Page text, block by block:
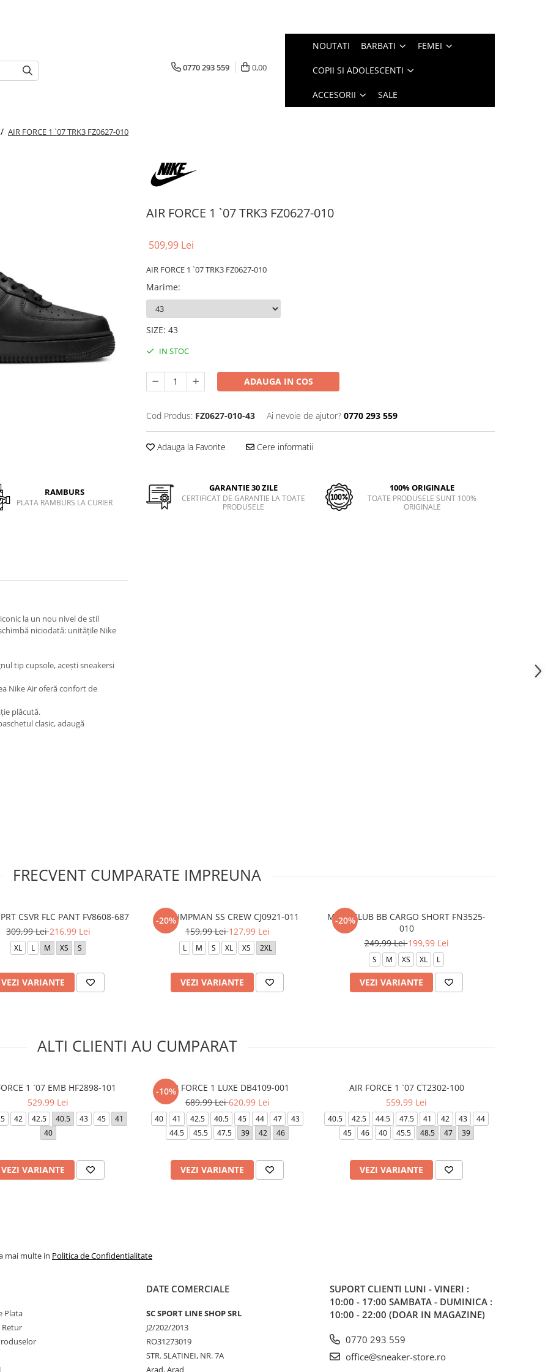
0770 293 559 0,00
NOUTATI BARBATI FEMEI
COPII SI ADOLESCENTI
ACCESORII SALE
AIR FORCE 1 `07 TRK3 FZ0627-010
AIR FORCE 1 `07 TRK3 FZ0627-010
509,99 Lei
AIR FORCE 1 `07 TRK3 FZ0627-010
Marime:
SIZE: 43
IN STOC
ADAUGA IN COS
Cod Produs: FZ0627-010-43 Ai nevoie de ajutor? 0770 293 559
Adauga la Favorite Cere informatii
RAMBURS
PLATA RAMBURS LA CURIER
GARANTIE 30 ZILE
CERTIFICAT DE GARANTIE LA TOATE
PRODUSELE
100% ORIGINALE
TOATE PRODUSELE SUNT 100%
ORIGINALE
la un nou nivel de stil
niciodată: unitățile Nike
tip cupsole, acești sneakersi
Nike Air oferă confort de
plăcută.
clasic, adaugă
FRECVENT CUMPARATE IMPREUNA
CSVR FLC PANT FV8608-687
309,99 Lei216,99 Lei
XL L M XS S
VEZI VARIANTE
-20%
M J JUMPMAN SS CREW CJ0921-011
159,99 Lei127,99 Lei
L M S XL XS 2XL
VEZI VARIANTE
-20%
M NK CLUB BB CARGO SHORT FN3525-
010
249,99 Lei199,99 Lei
S M XS XL L
VEZI VARIANTE
ALTI CLIENTI AU CUMPARAT
1 `07 EMB HF2898-101
529,99 Lei
42 42.5 40.5 43 45
41
40
VEZI VARIANTE
-10%AIR FORCE 1 LUXE DB4109-001
689,99 Lei620,99 Lei
40 41 42.5 40.5 45 44 47
43
44.5
45.5 47.5 39 42 46
VEZI VARIANTE
AIR FORCE 1 `07 CT2302-100
559,99 Lei
40.5 42.5 44.5 47.5 41 42 43
44
45
46 40 45.5 48.5 47 39
VEZI VARIANTE
mai multe in Politica de Confidentialitate
Plata
Retur
DATE COMERCIALE
SC SPORT LINE SHOP SRL
J2/202/2013
RO31273019
STR. SLATINEI, NR. 7A
Arad, Arad
SUPORT CLIENTI LUNI - VINERI :
10:00 - 17:00 SAMBATA - DUMINICA :
10:00 - 22:00 (DOAR IN MAGAZINE)
0770 293 559
office@sneaker-store.ro